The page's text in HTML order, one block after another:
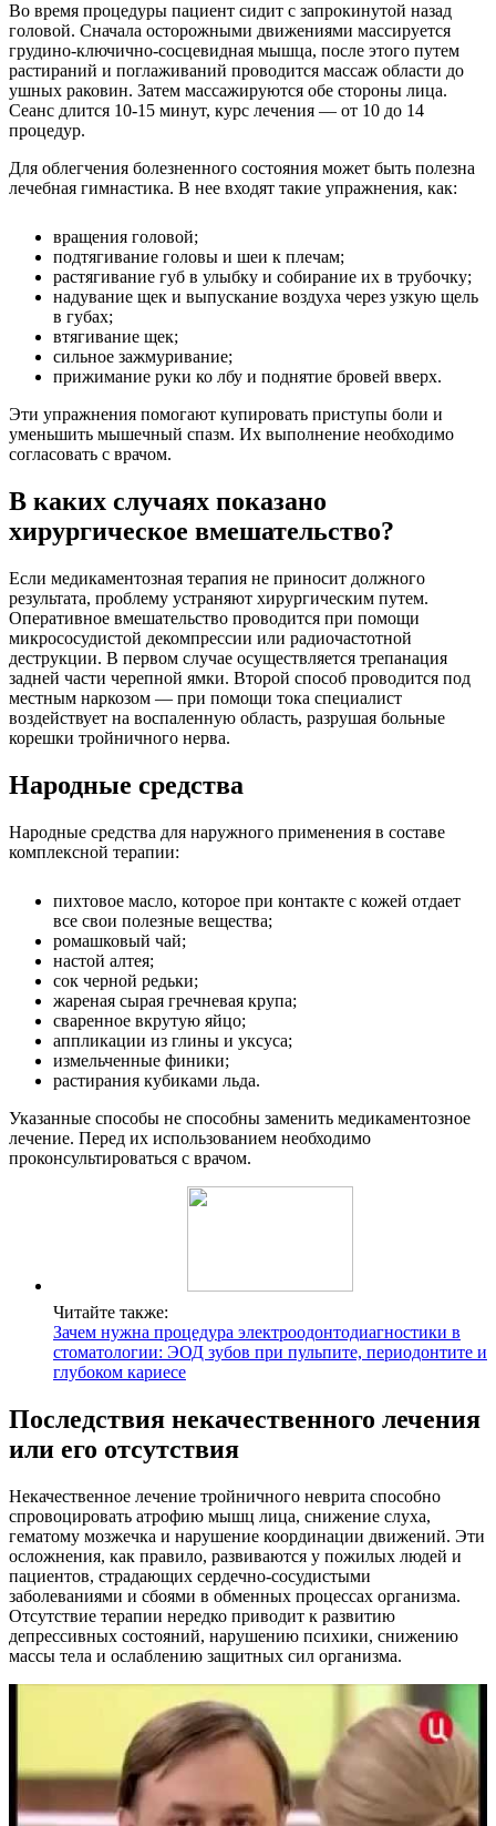
Во время процедуры пациент сидит с запрокинутой назад
головой. Сначала осторожными движениями массируется
грудино-ключично-сосцевидная мышца, после этого путем
растираний и поглаживаний проводится массаж области до
ушных раковин. Затем массажируются обе стороны лица.
Сеанс длится 10-15 минут, курс лечения — от 10 до 14
процедур.
Для облегчения болезненного состояния может быть полезна
лечебная гимнастика. В нее входят такие упражнения, как:
вращения головой;
подтягивание головы и шеи к плечам;
растягивание губ в улыбку и собирание их в трубочку;
надувание щек и выпускание воздуха через узкую щель
в губах;
втягивание щек;
сильное зажмуривание;
прижимание руки ко лбу и поднятие бровей вверх.
Эти упражнения помогают купировать приступы боли и
уменьшить мышечный спазм. Их выполнение необходимо
согласовать с врачом.
В каких случаях показано
хирургическое вмешательство?
Если медикаментозная терапия не приносит должного
результата, проблему устраняют хирургическим путем.
Оперативное вмешательство проводится при помощи
микрососудистой декомпрессии или радиочастотной
деструкции. В первом случае осуществляется трепанация
задней части черепной ямки. Второй способ проводится под
местным наркозом — при помощи тока специалист
воздействует на воспаленную область, разрушая больные
корешки тройничного нерва.
Народные средства
Народные средства для наружного применения в составе
комплексной терапии:
пихтовое масло, которое при контакте с кожей отдает
все свои полезные вещества;
ромашковый чай;
настой алтея;
сок черной редьки;
жареная сырая гречневая крупа;
сваренное вкрутую яйцо;
аппликации из глины и уксуса;
измельченные финики;
растирания кубиками льда.
Указанные способы не способны заменить медикаментозное
лечение. Перед их использованием необходимо
проконсультироваться с врачом.
Читайте также:
Зачем нужна процедура электроодонтодиагностики в
стоматологии: ЭОД зубов при пульпите, периодонтите и
глубоком кариесе
Последствия некачественного лечения
или его отсутствия
Некачественное лечение тройничного неврита способно
спровоцировать атрофию мышц лица, снижение слуха,
гематому мозжечка и нарушение координации движений. Эти
осложнения, как правило, развиваются у пожилых людей и
пациентов, страдающих сердечно-сосудистыми
заболеваниями и сбоями в обменных процессах организма.
Отсутствие терапии нередко приводит к развитию
депрессивных состояний, нарушению психики, снижению
массы тела и ослаблению защитных сил организма.